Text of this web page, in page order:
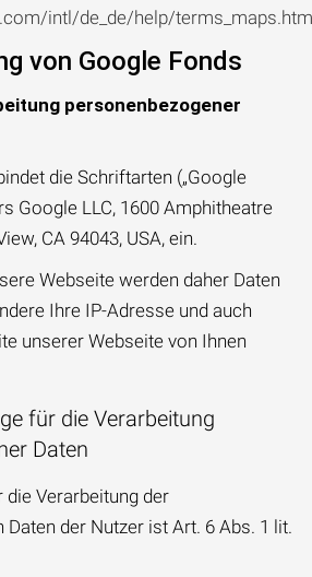
intl/de_de/help/
von Google Fonds
personenbezogener
die Schriftarten („Google
Google LLC, 1600 Amphitheatre
CA 94043, USA, ein.
Webseite werden daher Daten
Ihre IP-Adresse und auch
unserer Webseite von Ihnen
für die Verarbeitung
Daten
Verarbeitung der
Daten der Nutzer ist Art. 6 Abs. 1 lit.